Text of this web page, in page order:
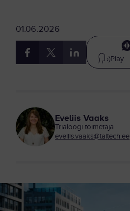
01.06.2026
Play
Eveliis Vaaks
Trialoogi toimetaja
eveliis.vaaks@taltech.ee